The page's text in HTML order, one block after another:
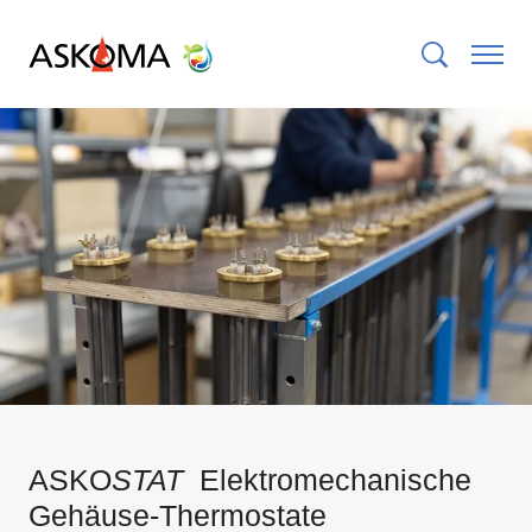
ASKOSTAT Elektromechanische
Gehäuse-Thermostate